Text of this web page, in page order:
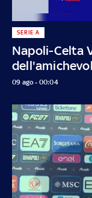
Napoli-Celta
SERIE A
09 ago - 00:04